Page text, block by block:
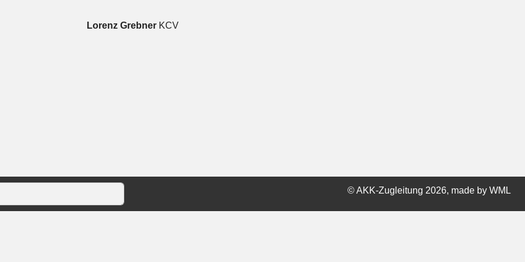
Lorenz GrebnerKCV
© AKK-Zugleitung 2026, made by WML